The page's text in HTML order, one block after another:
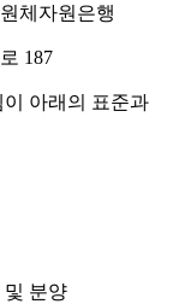
체자원은행
187
아래의 표준과
및 분양